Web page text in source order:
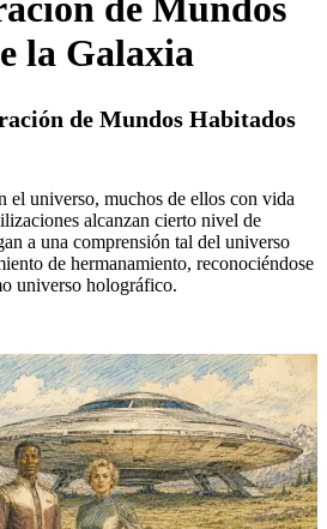
la Galaxia
de Mundos Habitados
el universo, muchos de ellos con vida
alcanzan cierto nivel de
a una comprensión tal del universo
de hermanamiento, reconociéndose
universo holográfico.